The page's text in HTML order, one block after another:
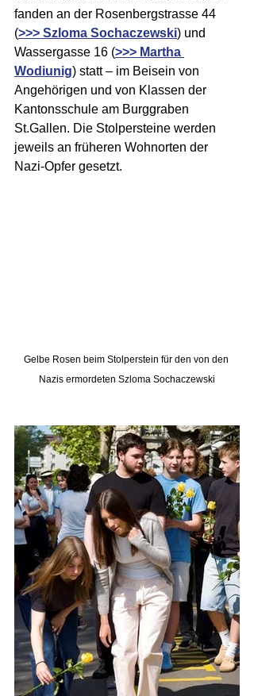
fanden an der Rosenbergstrasse 44
(>>> Szloma Sochaczewski) und
Wassergasse 16 (>>> Martha
Wodiunig) statt – im Beisein von
Angehörigen und von Klassen der
Kantonsschule am Burggraben
St.Gallen. Die Stolpersteine werden
jeweils an früheren Wohnorten der
Nazi-Opfer gesetzt.
Gelbe Rosen beim Stolperstein für den von den
Nazis ermordeten Szloma Sochaczewski